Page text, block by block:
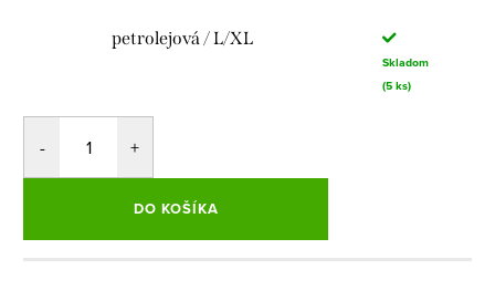
petrolejová / L/XL
Skladom
(5 ks)
DO KOŠÍKA